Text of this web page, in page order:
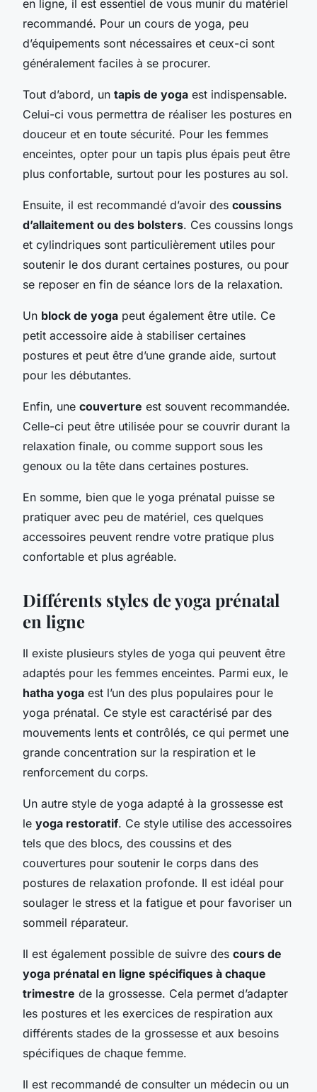
en ligne, il est essentiel de vous munir du matériel
recommandé. Pour un cours de yoga, peu
d’équipements sont nécessaires et ceux-ci sont
généralement faciles à se procurer.
Tout d’abord, un tapis de yoga est indispensable.
Celui-ci vous permettra de réaliser les postures en
douceur et en toute sécurité. Pour les femmes
enceintes, opter pour un tapis plus épais peut être
plus confortable, surtout pour les postures au sol.
Ensuite, il est recommandé d’avoir des coussins
d’allaitement ou des bolsters. Ces coussins longs
et cylindriques sont particulièrement utiles pour
soutenir le dos durant certaines postures, ou pour
se reposer en fin de séance lors de la relaxation.
Un block de yoga peut également être utile. Ce
petit accessoire aide à stabiliser certaines
postures et peut être d’une grande aide, surtout
pour les débutantes.
Enfin, une couverture est souvent recommandée.
Celle-ci peut être utilisée pour se couvrir durant la
relaxation finale, ou comme support sous les
genoux ou la tête dans certaines postures.
En somme, bien que le yoga prénatal puisse se
pratiquer avec peu de matériel, ces quelques
accessoires peuvent rendre votre pratique plus
confortable et plus agréable.
Différents styles de yoga prénatal
en ligne
Il existe plusieurs styles de yoga qui peuvent être
adaptés pour les femmes enceintes. Parmi eux, le
hatha yoga est l’un des plus populaires pour le
yoga prénatal. Ce style est caractérisé par des
mouvements lents et contrôlés, ce qui permet une
grande concentration sur la respiration et le
renforcement du corps.
Un autre style de yoga adapté à la grossesse est
le yoga restoratif. Ce style utilise des accessoires
tels que des blocs, des coussins et des
couvertures pour soutenir le corps dans des
postures de relaxation profonde. Il est idéal pour
soulager le stress et la fatigue et pour favoriser un
sommeil réparateur.
Il est également possible de suivre des cours de
yoga prénatal en ligne spécifiques à chaque
trimestre de la grossesse. Cela permet d’adapter
les postures et les exercices de respiration aux
différents stades de la grossesse et aux besoins
spécifiques de chaque femme.
Il est recommandé de consulter un médecin ou un